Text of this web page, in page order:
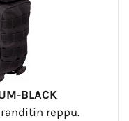
BLACK
reppu.